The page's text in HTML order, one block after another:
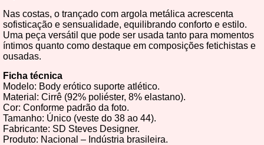
Nas costas, o trançado com argola metálica acrescenta
sofisticação e sensualidade, equilibrando conforto e estilo.
Uma peça versátil que pode ser usada tanto para momentos
íntimos quanto como destaque em composições fetichistas e
ousadas.
Ficha técnica
Modelo: Body erótico suporte atlético.
Material: Cirrê (92% poliéster, 8% elastano).
Cor: Conforme padrão da foto.
Tamanho: Único (veste do 38 ao 44).
Fabricante: SD Steves Designer.
Produto: Nacional – Indústria brasileira.